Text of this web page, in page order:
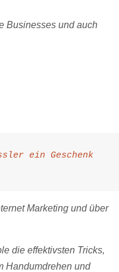
Businesses und auch
ein Geschenk
Marketing und über
die effektivsten Tricks,
Handumdrehen und